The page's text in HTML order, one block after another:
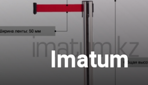
Imatum